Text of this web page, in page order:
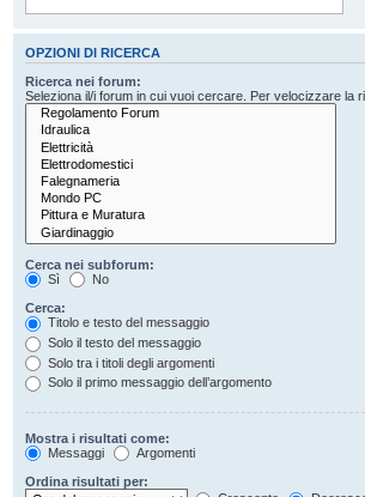
OPZIONI DI RICERCA
Ricerca nei forum:
Seleziona il/i forum in cui vuoi cercare. Per velocizzare la
Cerca nei subforum:
Sì
No
Cerca:
Titolo e testo del messaggio
Solo il testo del messaggio
Solo tra i titoli degli argomenti
Solo il primo messaggio dell’argomento
Mostra i risultati come:
Messaggi
Argomenti
Ordina risultati per: